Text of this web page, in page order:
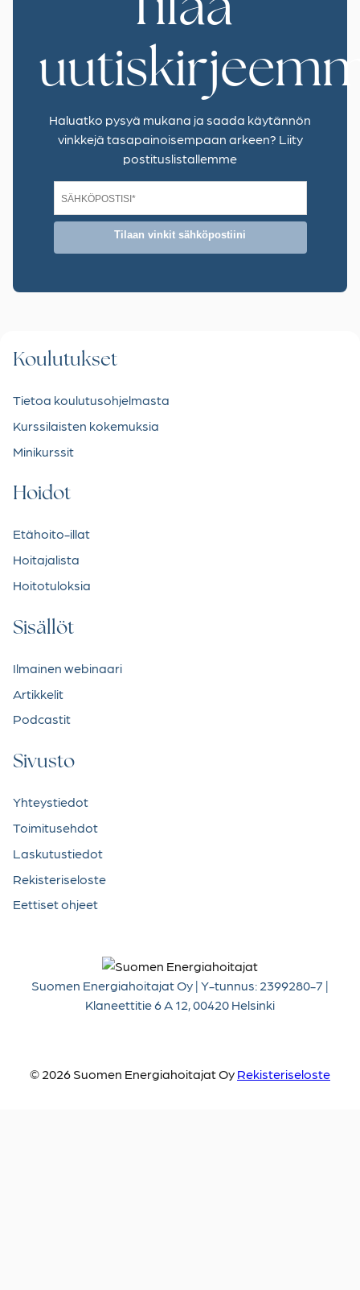
Haluatko pysyä mukana ja saada käytännön
vinkkejä tasapainoisempaan arkeen? Liity
postituslistallemme
Tilaan vinkit sähköpostiini
Koulutukset
Tietoa koulutusohjelmasta
Kurssilaisten kokemuksia
Minikurssit
Hoidot
Etähoito-illat
Hoitajalista
Hoitotuloksia
Sisällöt
Ilmainen webinaari
Artikkelit
Podcastit
Sivusto
Yhteystiedot
Toimitusehdot
Laskutustiedot
Rekisteriseloste
Eettiset ohjeet
Suomen Energiahoitajat Oy | Y-tunnus: 2399280-7 |
Klaneettitie 6 A 12, 00420 Helsinki
© 2026 Suomen Energiahoitajat OyRekisteriseloste